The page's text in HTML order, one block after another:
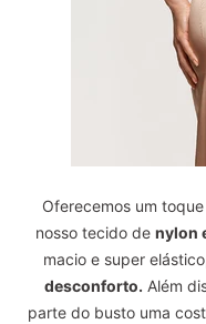
Oferecemos um
nosso tecido de nylon
macio e super
desconforto. Além
parte do busto uma